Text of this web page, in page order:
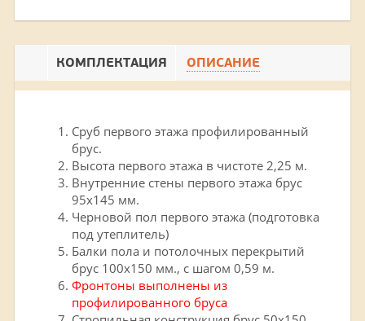
КОМПЛЕКТАЦИЯ ОПИСАНИЕ
Сруб первого этажа профилированный
брус.
Высота первого этажа в чистоте 2,25 м.
Внутренние стены первого этажа брус
95х145 мм.
Черновой пол первого этажа (подготовка
под утеплитель)
Балки пола и потолочных перекрытий
брус 100х150 мм., с шагом 0,59 м.
Фронтоны выполнены из
профилированного бруса